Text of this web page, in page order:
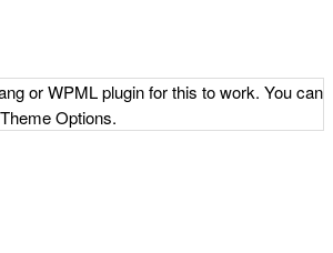
or WPML plugin for this to work. You can
Options.